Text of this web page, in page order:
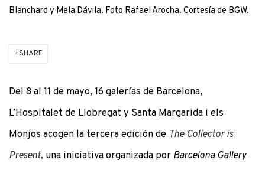
Blanchard y Mela Dávila. Foto Rafael Arocha. Cortesía de BGW.
SHARE
Del 8 al 11 de mayo, 16 galerías de Barcelona,
L’Hospitalet de Llobregat y Santa Margarida i els
Monjos acogen la tercera edición de The Collector is
Present, una iniciativa organizada por Barcelona Gallery